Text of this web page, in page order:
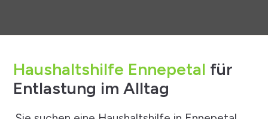
Haushaltshilfe Ennepetal für
Entlastung im Alltag